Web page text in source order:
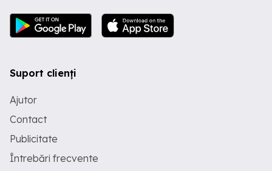
Suport clienți
Ajutor
Contact
Publicitate
Întrebări frecvente